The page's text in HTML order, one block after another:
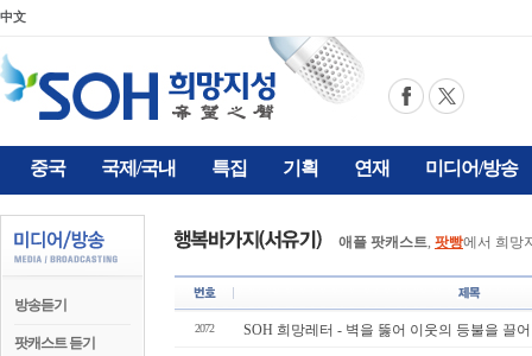
中文
중국 국제/국내 특집 기획 연재 미디어/방송
방송듣기
팟캐스트 듣기
애플 팟캐스트, 팟빵에서 희망
2072 SOH 희망레터 - 벽을 뚫어 이웃의 등불을 끌